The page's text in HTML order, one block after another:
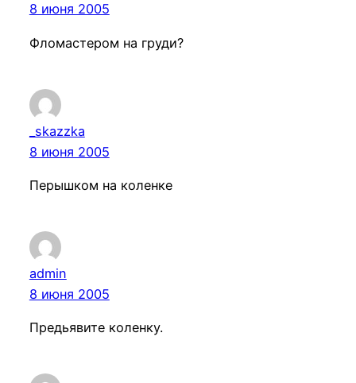
8 июня 2005
Фломастером на груди?
_skazzka
8 июня 2005
Перышком на коленке
admin
8 июня 2005
Предьявите коленку.